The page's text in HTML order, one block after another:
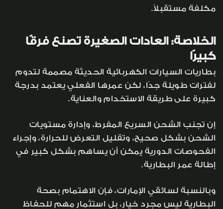
مكلفة مستقبلاً.
الخلاصة: العادات الصغيرة تصنع فرقًا
كبيرًا
بطاريات السيارات الكهربائية الحديثة مصممة لتدوم
لفترات طويلة جدًا، لكن عمرها الفعلي يعتمد بدرجة
كبيرة على طريقة الاستخدام والعناية.
إن تجنب الشحن السريع المفرط، وإدارة مستويات
الشحن بشكل صحيح، وتقليل التعرض للحرارة، وإجراء
الفحوصات الدورية يمكن أن يساهم بشكل كبير في
إطالة عمر البطارية.
وبالنسبة لسائقي الإمارات، فإن الاهتمام بصحة
البطارية ليس مجرد خيار، بل استثمار مهم للحفاظ